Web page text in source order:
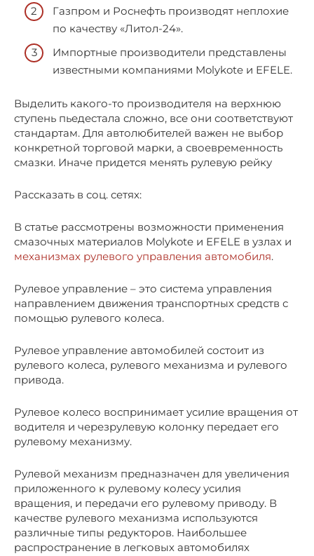
Газпром и Роснефть производят неплохие
по качеству «Литол-24».
Импортные производители представлены
известными компаниями Molykote и EFELE.
Выделить какого-то производителя на верхнюю
ступень пьедестала сложно, все они соответствуют
стандартам. Для автолюбителей важен не выбор
конкретной торговой марки, а своевременность
смазки. Иначе придется менять рулевую рейку
Рассказать в соц. сетях:
В статье рассмотрены возможности применения
смазочных материалов Molykote и EFELE в узлах и
механизмах рулевого управления автомобиля.
Рулевое управление – это система управления
направлением движения транспортных средств с
помощью рулевого колеса.
Рулевое управление автомобилей состоит из
рулевого колеса, рулевого механизма и рулевого
привода.
Рулевое колесо воспринимает усилие вращения от
водителя и черезрулевую колонку передает его
рулевому механизму.
Рулевой механизм предназначен для увеличения
приложенного к рулевому колесу усилия
вращения, и передачи его рулевому приводу. В
качестве рулевого механизма используются
различные типы редукторов. Наибольшее
распространение в легковых автомобилях